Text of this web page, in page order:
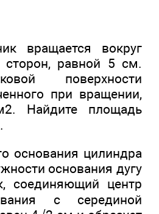
вращается вокруг
сторон, равной 5 см.
поверхности
при вращении,
Найдите площадь
основания цилиндра
основания дугу
соединяющий центр
с серединой